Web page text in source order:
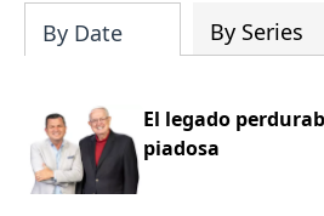
By Date By Series
El legado
piadosa